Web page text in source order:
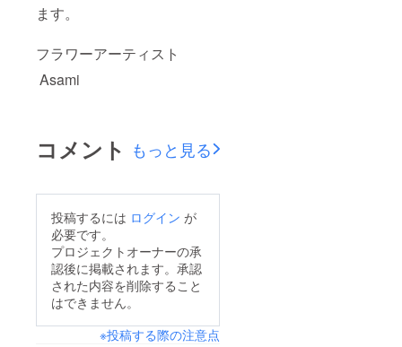
ます。
フラワーアーティスト
Asami
コメント もっと見る
投稿するには ログイン が
必要です。
プロジェクトオーナーの承
認後に掲載されます。承認
された内容を削除すること
はできません。
※投稿する際の注意点